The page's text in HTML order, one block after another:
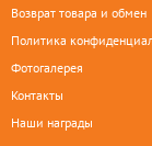
Возврат товара и обмен
Политика
Фотогалерея
Контакты
Наши награды